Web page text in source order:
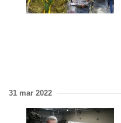
31 mar 2022